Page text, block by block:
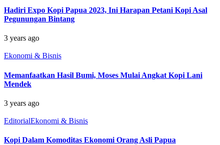
Hadiri Expo Kopi Papua 2023, Ini Harapan Petani Kopi Asal
Pegunungan Bintang
3 years ago
Ekonomi & Bisnis
Memanfaatkan Hasil Bumi, Moses Mulai Angkat Kopi Lani
Mendek
3 years ago
EditorialEkonomi & Bisnis
Kopi Dalam Komoditas Ekonomi Orang Asli Papua